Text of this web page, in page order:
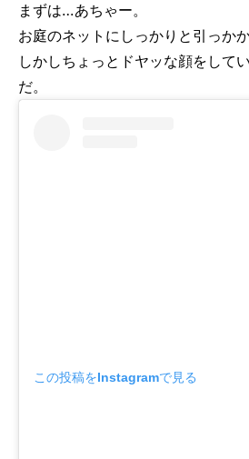
まずは…あちゃー。
お庭のネットにしっかりと引っか
しかしちょっとドヤッな顔をして
だ。
この投稿をInstagramで見る